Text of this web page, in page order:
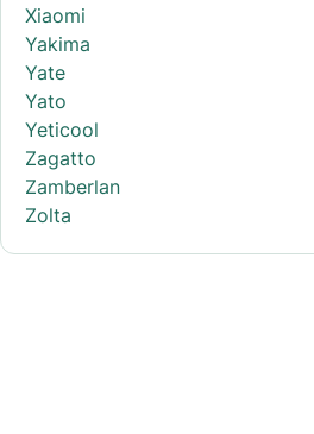
Xiaomi
Yakima
Yate
Yato
Yeticool
Zagatto
Zamberlan
Zolta